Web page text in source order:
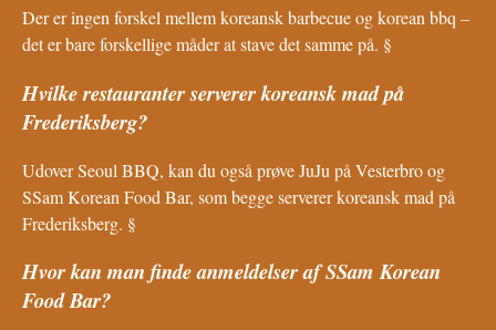
Der er ingen forskel mellem koreansk barbecue og korean bbq –
det er bare forskellige måder at stave det samme på. §
Hvilke restauranter serverer koreansk mad på
Frederiksberg?
Udover Seoul BBQ, kan du også prøve JuJu på Vesterbro og
SSam Korean Food Bar, som begge serverer koreansk mad på
Frederiksberg. §
Hvor kan man finde anmeldelser af SSam Korean
Food Bar?